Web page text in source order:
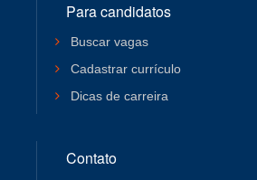
Para candidatos
Buscar vagas
Cadastrar currículo
Dicas de carreira
Contato